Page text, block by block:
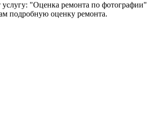
"Оценка ремонта по фотографии"
подробную оценку ремонта.